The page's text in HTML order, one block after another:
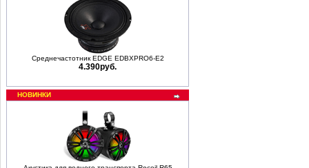
Среднечастотник EDGE EDBXPRO6-E2
4.390руб.
НОВИНКИ